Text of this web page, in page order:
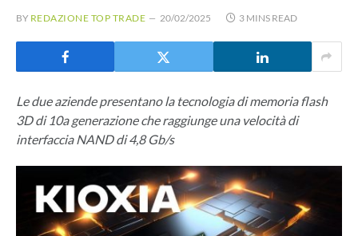
BY REDAZIONE TOP TRADE 20/02/2025 3 MINS READ
Le due aziende presentano la tecnologia di memoria flash
3D di 10a generazione che raggiunge una velocità di
interfaccia NAND di 4,8 Gb/s